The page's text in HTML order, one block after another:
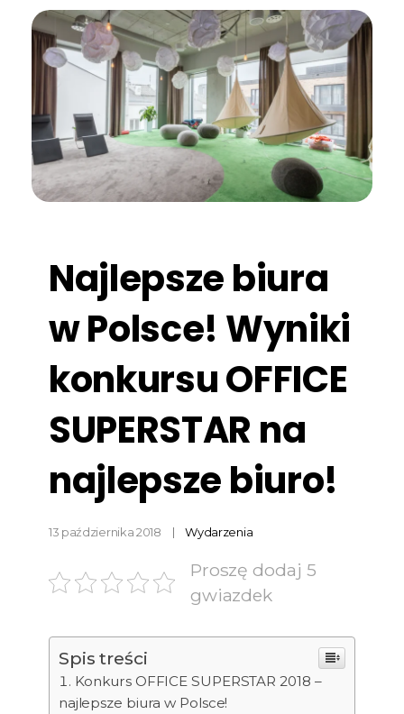
Najlepsze biura
w Polsce! Wyniki
konkursu OFFICE
SUPERSTAR na
najlepsze biuro!
13 października 2018 Wydarzenia
Proszę dodaj 5
gwiazdek
Spis treści
Konkurs OFFICE SUPERSTAR 2018 –
najlepsze biura w Polsce!